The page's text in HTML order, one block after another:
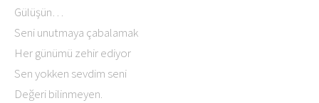
Gülüşün…
Seni unutmaya çabalamak
Her günümü zehir ediyor
Sen yokken sevdim seni
Değeri bilinmeyen.